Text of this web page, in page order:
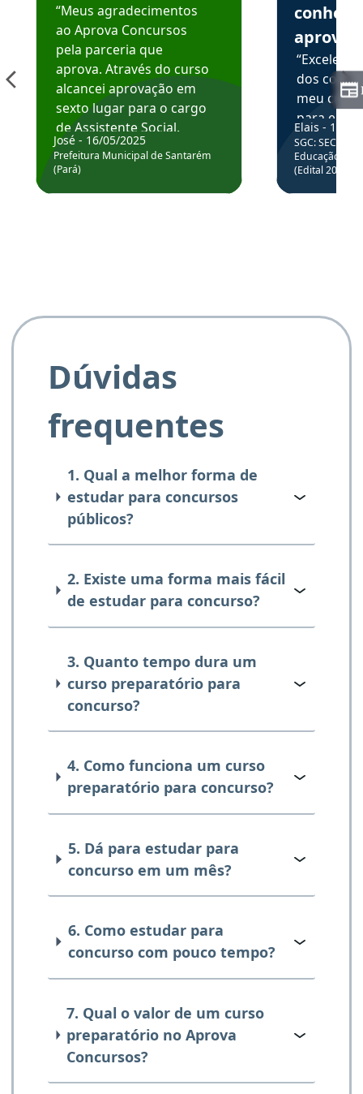
“Meus agradecimentos
ao Aprova Concursos
pela parceria que
aprova. Através do curso
alcancei aprovação em
sexto lugar para o cargo
de Assistente Social.
Hoje estou atuando na
Prefeitura de Santarém.
José - 16/05/2025
Prefeitura Municipal de Santarém
(Pará)
aprova
dos
meu
para
colocar
através
de
Elais - 15/
SGC: SEC BA
Educação
(Edital
Dúvidas
frequentes
1. Qual a melhor forma de
estudar para concursos
públicos?
2. Existe uma forma mais fácil
de estudar para concurso?
3. Quanto tempo dura um
curso preparatório para
concurso?
4. Como funciona um curso
preparatório para concurso?
5. Dá para estudar para
concurso em um mês?
6. Como estudar para
concurso com pouco tempo?
7. Qual o valor de um curso
preparatório no Aprova
Concursos?